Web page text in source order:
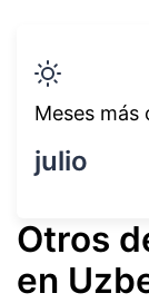
Meses más
julio
Otros
en